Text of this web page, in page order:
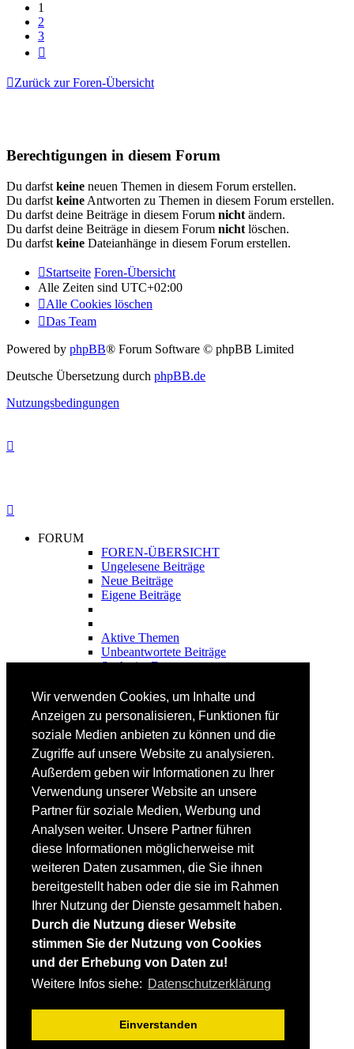
Wir verwenden Cookies, um Inhalte und
Anzeigen zu personalisieren, Funktionen für
soziale Medien anbieten zu können und die
Zugriffe auf unsere Website zu analysieren.
Außerdem geben wir Informationen zu Ihrer
Verwendung unserer Website an unsere
Partner für soziale Medien, Werbung und
Analysen weiter. Unsere Partner führen
diese Informationen möglicherweise mit
weiteren Daten zusammen, die Sie ihnen
bereitgestellt haben oder die sie im Rahmen
Ihrer Nutzung der Dienste gesammelt haben.
Durch die Nutzung dieser Website
stimmen Sie der Nutzung von Cookies
und der Erhebung von Daten zu!
Weitere Infos siehe: Datenschutzerklärung
Einverstanden
1
2
3
Zurück zur Foren-Übersicht
Berechtigungen in diesem Forum
Du darfst keine neuen Themen in diesem Forum erstellen.
Du darfst keine Antworten zu Themen in diesem Forum erstellen.
Du darfst deine Beiträge in diesem Forum nicht ändern.
Du darfst deine Beiträge in diesem Forum nicht löschen.
Du darfst keine Dateianhänge in diesem Forum erstellen.
Startseite Foren-Übersicht
Alle Zeiten sind UTC+02:00
Alle Cookies löschen
Das Team
Powered by phpBB® Forum Software © phpBB Limited
Deutsche Übersetzung durch phpBB.de
Nutzungsbedingungen
FORUM
FOREN-ÜBERSICHT
Ungelesene Beiträge
Neue Beiträge
Eigene Beiträge
Aktive Themen
Unbeantwortete Beiträge
Suche im Forum
FAHRTECHNIK
Fortgeschrittene
Lehrplan
Videoanalyse
SKI
SKITEST
Ski-FAQ
Tipps Ski-Kauf
Ski-Typen
Skishops
EQUIPMENT
Skibekleidung
Skischuhe
Bootfitting
Skihelme
Skiservice selbst
Impressum / Datenschutz
Mediadaten